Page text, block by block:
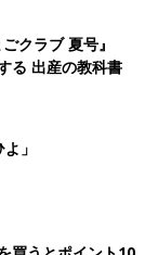
クラブ 夏号』
る 出産の教科書
」